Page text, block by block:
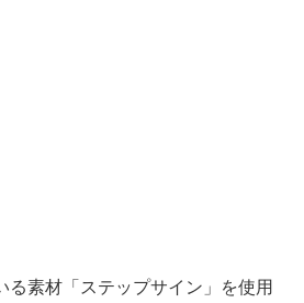
素材「ステップサイン」を使用